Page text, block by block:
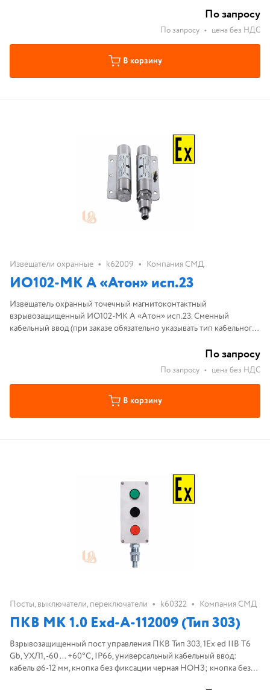
По запросу
По запросу • цена без НДС
В корзину
Извещатели охранные • k62009 • Компания СМД
ИО102-МК А «Атон» исп.23
Извещатель охранный точечный магнитоконтактный
взрывозащищенный ИО102-МК А «Атон» исп.23. Сменный
кабельный ввод (при заказе обязательно указывать тип кабельного
По запросу
По запросу • цена без НДС
В корзину
Посты, выключатели, переключатели • k60322 • Компания СМД
ПКВ МК 1.0 Exd-А-112009 (Тип 303)
Взрывозащищенный пост управления ПКВ Тип 303, 1Ex ed IIB T6
Gb, УХЛ1, -60 ... +60°С, IP66, универсальный кабельный ввод:
кабель ⌀6-12 мм, кнопка без фиксации черная НОНЗ; кнопка без